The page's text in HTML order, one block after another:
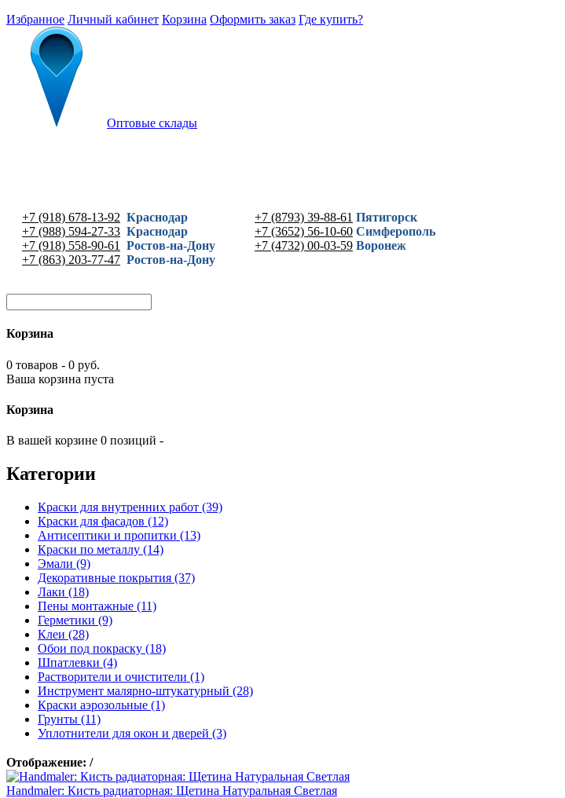
Избранное Личный кабинет Корзина Оформить заказ Где купить?
Оптовые склады
+7 (918) 678-13-92 Краснодар
+7 (988) 594-27-33 Краснодар
+7 (918) 558-90-61
Ростов-на-Дону
+7 (863) 203-77-47 Ростов-на-Дону
+7 (8793) 39-88-61 Пятигорск
+7 (3652) 56-10-60 Симферополь
+7 (4732) 00-03-59 Воронеж
Корзина
0 товаров - 0 руб.
Ваша корзина пуста
Корзина
В вашей корзине 0 позиций -
Категории
Краски для внутренних работ (39)
Краски для фасадов (12)
Антисептики и пропитки (13)
Краски по металлу (14)
Эмали (9)
Декоративные покрытия (37)
Лаки (18)
Пены монтажные (11)
Герметики (9)
Клеи (28)
Обои под покраску (18)
Шпатлевки (4)
Растворители и очистители (1)
Инструмент малярно-штукатурный (28)
Краски аэрозольные (1)
Грунты (11)
Уплотнители для окон и дверей (3)
Отображение: /
Handmaler: Кисть радиаторная: Щетина Натуральная Светлая